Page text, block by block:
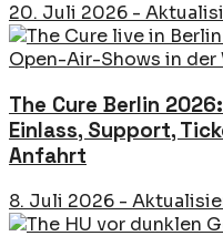
20. Juli 2026 -
The Cure Berlin
Einlass, Support,
Anfahrt
8. Juli 2026 -